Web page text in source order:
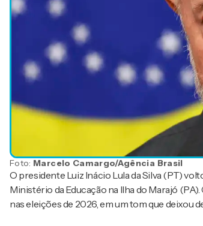
Foto: Marcelo Camargo/Agência Brasil
O presidente Luiz Inácio Lula da Silva (PT)
Ministério da Educação na Ilha do Marajó
nas eleições de 2026, em um tom que deixou